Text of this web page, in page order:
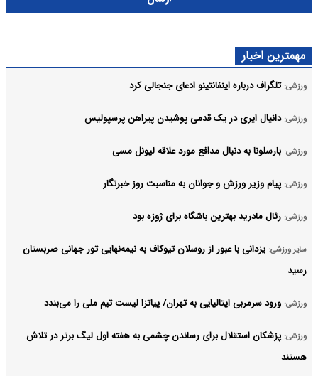
مهمترین اخبار
ورزشی: تلگراف درباره اینفانتینو ادعای جنجالی کرد
ورزشی: دانیال ایری در یک قدمی پوشیدن پیراهن پرسپولیس
ورزشی: بارسلونا به دنبال مدافع مورد علاقه لیونل مسی
ورزشی: پیام وزیر ورزش و جوانان به مناسبت روز خبرنگار
ورزشی: رئال مادرید بهترین باشگاه برای ژوزه بود
سایر ورزشی: یزدانی با عبور از روسلان تیوکاف به نیمه‌نهایی تور جهانی صربستان
رسید
ورزشی: ورود سرمربی ایتالیایی به تهران/ پیاتزا لیست تیم ملی را می‌بندد
ورزشی: پزشکان استقلال برای رساندن چشمی به هفته اول لیگ برتر در تلاش
هستند